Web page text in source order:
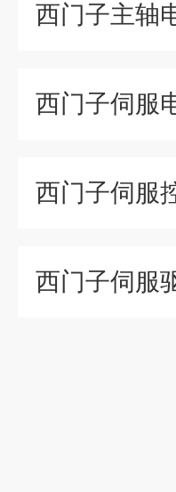
西门子主轴
西门子伺服
西门子伺服
西门子伺服